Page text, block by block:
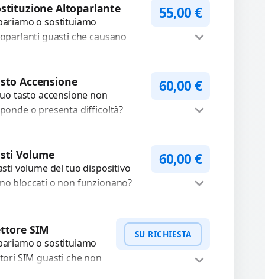
Diagnosi accurata e
di...
Altoparlante
o sostituiamo
guasti che causano
per 3...
55,00€
Accensione
tasto accensione non
o presenta difficoltà?
utilizzando
di...
60,00€
Volume
volume del tuo dispositivo
bloccati o non funzionano?
60,00€
SIM
o sostituiamo
SIM guasti che non
SU RICHIESTA